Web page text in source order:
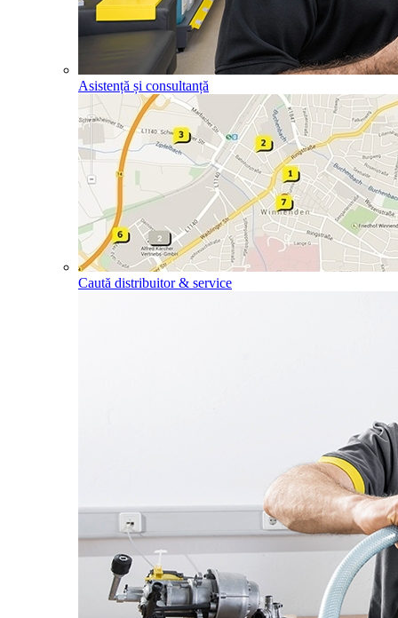
Asistență și consultanță
Caută distribuitor & service